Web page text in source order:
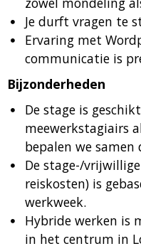
Je durft vragen te
Ervaring met
communicatie is
Bijzonderheden
De stage is
meewerkstagiairs
bepalen we
De stage-/
reiskosten) is
werkweek.
Hybride werken is
in het centrum in